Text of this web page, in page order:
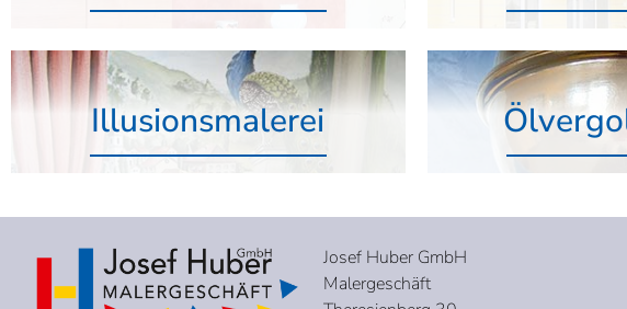
Illusionsmalerei
Josef Huber GmbH
Malergeschäft